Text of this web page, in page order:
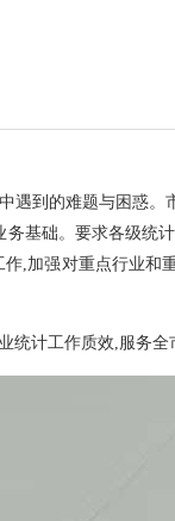
遇到的难题与困惑。
务基础。 要求各级统
作,加强对重点行业和
统计工作质效,服务